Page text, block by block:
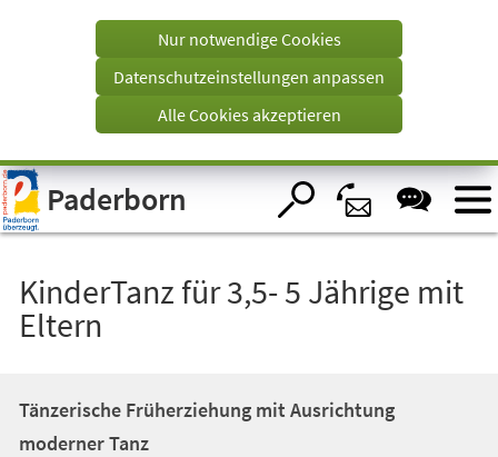
Visuelle
Assistenzsoftware
öffnen.
einem
Tab)
Nur notwendige Cookies
Datenschutzeinstellungen anpassen
Alle Cookies akzeptieren
Paderborn
KinderTanz für 3,5- 5 Jährige mit
Eltern
Tänzerische Früherziehung mit Ausrichtung
moderner Tanz